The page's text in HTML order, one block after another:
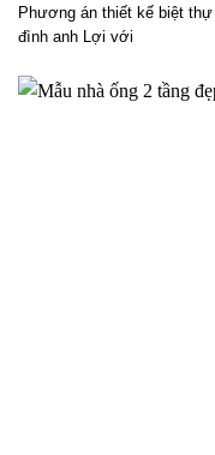
Phương án thiết kế biệt
đình anh Lợi với